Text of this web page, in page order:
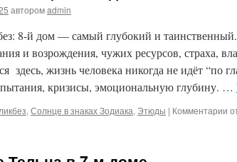
9-
м
авторомadmin
8-й дом — самый глубокий и
и возрождения, чужих ресурсов, страха,
здесь, жизнь человека никогда не идёт “по
кризисы, эмоциональную глубину. …
, Солнце в знаках Зодиака, Этюды | Комментарии к